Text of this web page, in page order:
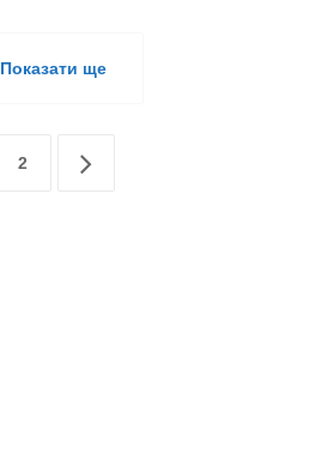
Показати ще
2